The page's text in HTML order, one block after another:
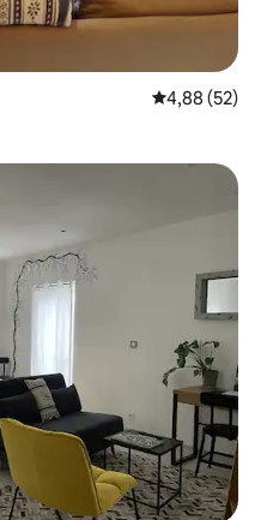
Évaluation
4,88 (52)